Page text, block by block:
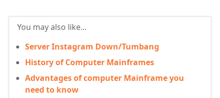
You may also like...
Server Instagram Down/Tumbang
History of Computer Mainframes
Advantages of computer Mainframe you
need to know